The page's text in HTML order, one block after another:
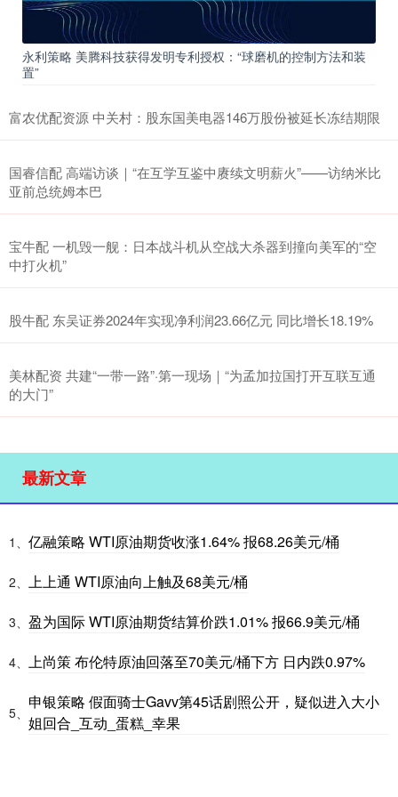
永利策略 美腾科技获得发明专利授权：“球磨机的控制方法和装
置”
富农优配资源 中关村：股东国美电器146万股份被延长冻结期限
国睿信配 高端访谈｜“在互学互鉴中赓续文明薪火”——访纳米比
亚前总统姆本巴
宝牛配 一机毁一舰：日本战斗机从空战大杀器到撞向美军的“空
中打火机”
股牛配 东吴证券2024年实现净利润23.66亿元 同比增长18.19%
美林配资 共建“一带一路”·第一现场｜“为孟加拉国打开互联互通
的大门”
最新文章
1、 亿融策略 WTI原油期货收涨1.64% 报68.26美元/桶
2、 上上通 WTI原油向上触及68美元/桶
3、 盈为国际 WTI原油期货结算价跌1.01% 报66.9美元/桶
4、 上尚策 布伦特原油回落至70美元/桶下方 日内跌0.97%
5、
申银策略 假面骑士Gavv第45话剧照公开，疑似进入大小
姐回合_互动_蛋糕_幸果